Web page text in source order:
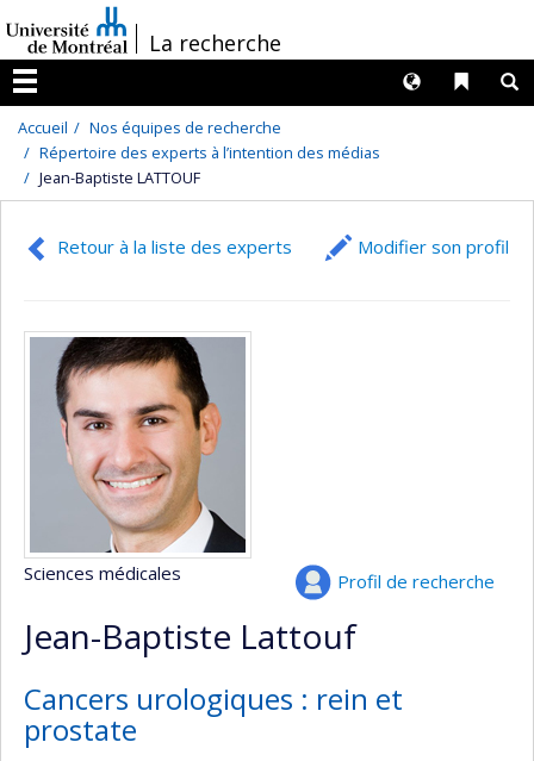
au
contenu
/La recherche
Menu
Liens
Langues
Accueil
Nos équipes de recherche
Répertoire des experts à l’intention des médias
Jean-Baptiste LATTOUF
Retour à la liste des experts Modifier son profil
Profil de recherche
Sciences médicales
Jean-Baptiste Lattouf
Cancers urologiques : rein et
prostate